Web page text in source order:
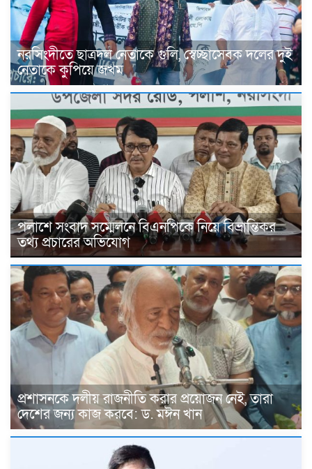
নরসিংদীতে ছাত্রদল নেতাকে গুলি, স্বেচ্ছাসেবক দলের দুই
নেতাকে কুপিয়ে জখম
পলাশে সংবাদ সম্মেলনে বিএনপিকে নিয়ে বিভ্রান্তিকর
তথ্য প্রচারের অভিযোগ
প্রশাসনকে দলীয় রাজনীতি করার প্রয়োজন নেই, তারা
দেশের জন্য কাজ করবে: ড. মঈন খান